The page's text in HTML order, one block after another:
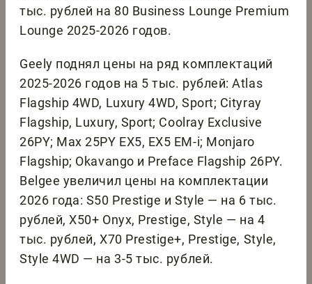
тыс. рублей на 80 Business Lounge Premium
Lounge 2025-2026 годов.
Geely поднял цены на ряд комплектаций
2025-2026 годов на 5 тыс. рублей: Atlas
Flagship 4WD, Luxury 4WD, Sport; Cityray
Flagship, Luxury, Sport; Coolray Exclusive
26PY; Max 25PY EX5, EX5 EM-i; Monjaro
Flagship; Okavango и Preface Flagship 26PY.
Belgee увеличил цены на комплектации
2026 года: S50 Prestige и Style — на 6 тыс.
рублей, X50+ Onyx, Prestige, Style — на 4
тыс. рублей, X70 Prestige+, Prestige, Style,
Style 4WD — на 3-5 тыс. рублей.